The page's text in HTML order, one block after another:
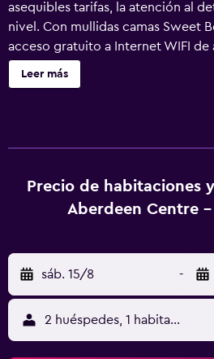
asequibles tarifas, la atención al
nivel. Con mullidas camas Sweet
acceso gratuito a Internet WIFI
óptica y uno de los desayunos más
pueden encontrar, nuestros
Leer más
Precio de habitaciones
Aberdeen Centre
sáb. 15/8 -
2 huéspedes, 1 habitación